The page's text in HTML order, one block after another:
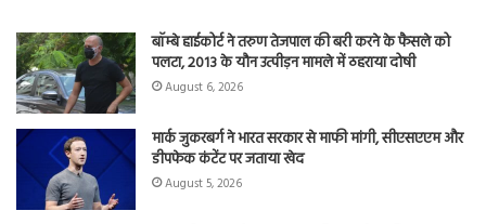
बॉम्बे हाईकोर्ट ने तरुण तेजपाल की बरी करने के फैसले को
पलटा, 2013 के यौन उत्पीड़न मामले में ठहराया दोषी
August 6, 2026
मार्क जुकरबर्ग ने भारत सरकार से माफी मांगी, सीएसएएम और
डीपफेक कंटेंट पर जताया खेद
August 5, 2026